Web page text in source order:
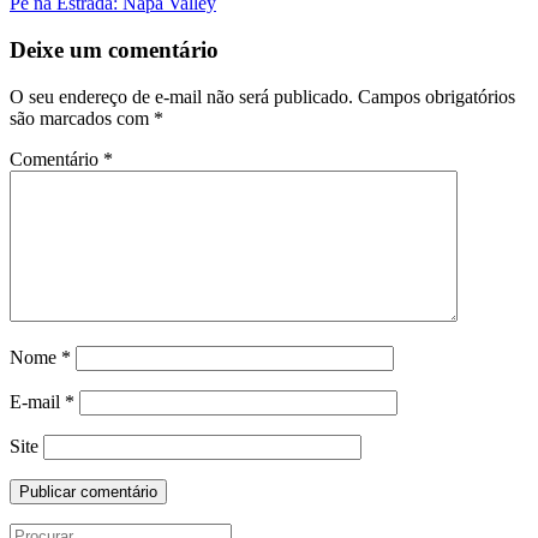
da
Postagem
Deixe um comentário
O seu endereço de e-mail não será publicado. Campos obrigatórios
são marcados com *
Comentário *
Nome *
E-mail *
Site
Search